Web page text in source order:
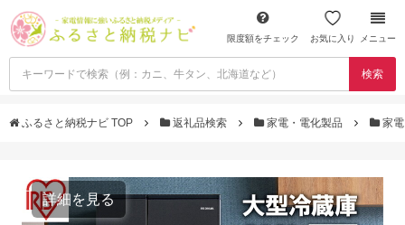
限度額をチェック お気に入り メニュー
検索
ふるさと納税ナビ TOP 返礼品検索 家電・電化製品 家電
詳細を見る